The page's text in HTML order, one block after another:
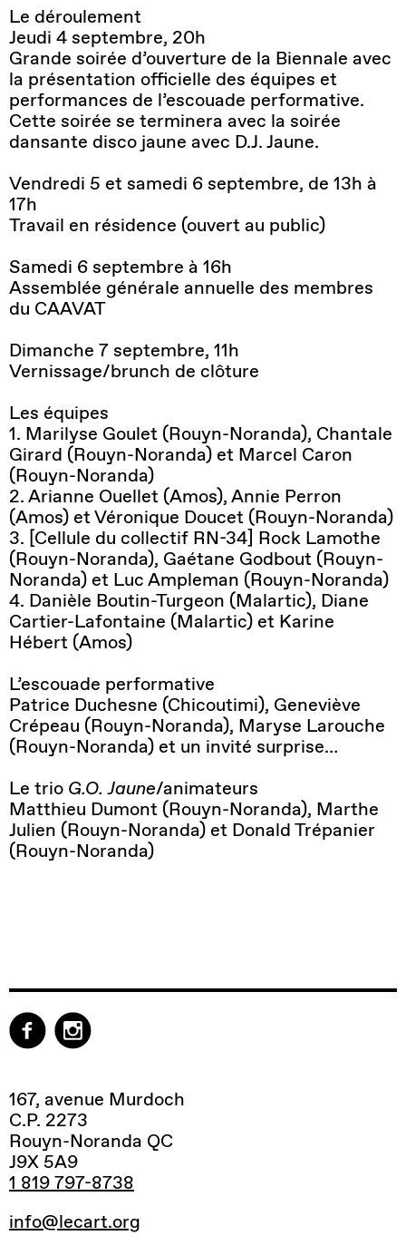
Le déroulement
Jeudi 4 septembre, 20h
Grande soirée d’ouverture de la Biennale avec
la présentation officielle des équipes et
performances de l’escouade performative.
Cette soirée se terminera avec la soirée
dansante disco jaune avec D.J. Jaune.
Vendredi 5 et samedi 6 septembre, de 13h à
17h
Travail en résidence (ouvert au public)
Samedi 6 septembre à 16h
Assemblée générale annuelle des membres
du CAAVAT
Dimanche 7 septembre, 11h
Vernissage/brunch de clôture
Les équipes
1. Marilyse Goulet (Rouyn-Noranda), Chantale
Girard (Rouyn-Noranda) et Marcel Caron
(Rouyn-Noranda)
2. Arianne Ouellet (Amos), Annie Perron
(Amos) et Véronique Doucet (Rouyn-Noranda)
3. [Cellule du collectif RN-34] Rock Lamothe
(Rouyn-Noranda), Gaétane Godbout (Rouyn-
Noranda) et Luc Ampleman (Rouyn-Noranda)
4. Danièle Boutin-Turgeon (Malartic), Diane
Cartier-Lafontaine (Malartic) et Karine
Hébert (Amos)
L’escouade performative
Patrice Duchesne (Chicoutimi), Geneviève
Crépeau (Rouyn-Noranda), Maryse Larouche
(Rouyn-Noranda) et un invité surprise…
Le trio G.O. Jaune/animateurs
Matthieu Dumont (Rouyn-Noranda), Marthe
Julien (Rouyn-Noranda) et Donald Trépanier
(Rouyn-Noranda)
167, avenue Murdoch
C.P. 2273
Rouyn-Noranda QC
J9X 5A9
1 819 797-8738
info@lecart.org